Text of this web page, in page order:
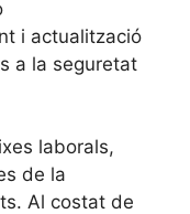
i actualització
a la seguretat
laborals,
de la
Al costat de